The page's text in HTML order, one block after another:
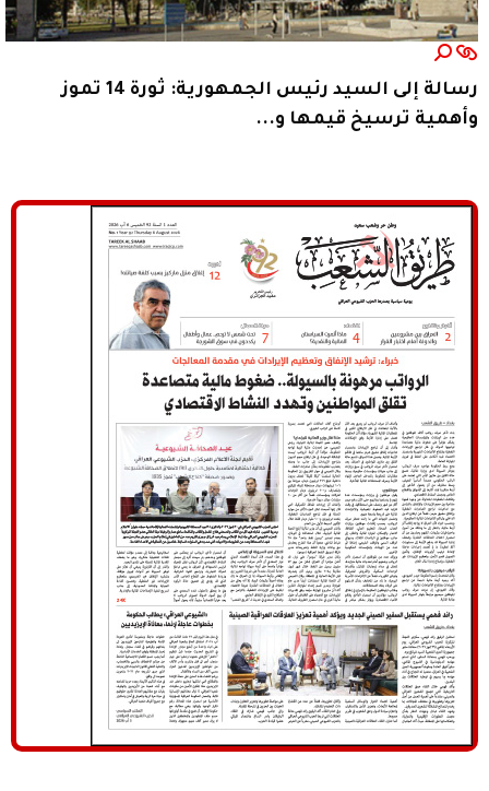
رسالة إلى السيد رئيس الجمهورية: ثورة 14 تموز
وأهمية ترسيخ قيمها و...